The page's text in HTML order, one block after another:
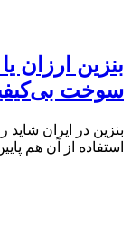
بنزین ارزان
سوخت
بنزین در ایران شاید
استفاده از آن هم